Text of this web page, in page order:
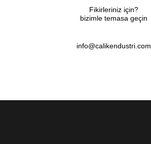
Fikirleriniz için?
bizimle temasa geçin
info@calikendustri.com